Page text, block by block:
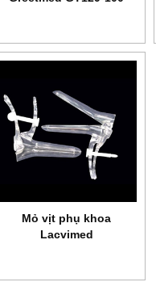
Mỏ vịt phụ khoa
Lacvimed